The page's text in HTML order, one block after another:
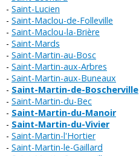
Saint-Lucien
Saint-Maclou-de-Folleville
Saint-Maclou-la-Brière
Saint-Mards
Saint-Martin-au-Bosc
Saint-Martin-aux-Arbres
Saint-Martin-aux-Buneaux
Saint-Martin-de-Boscherville
Saint-Martin-du-Bec
Saint-Martin-du-Manoir
Saint-Martin-du-Vivier
Saint-Martin-l'Hortier
Saint-Martin-le-Gaillard